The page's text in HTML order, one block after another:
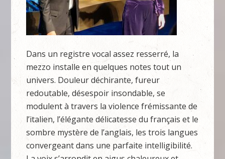
Dans un registre vocal assez resserré, la
mezzo installe en quelques notes tout un
univers. Douleur déchirante, fureur
redoutable, désespoir insondable, se
modulent à travers la violence frémissante de
l’italien, l’élégante délicatesse du français et le
sombre mystère de l’anglais, les trois langues
convergeant dans une parfaite intelligibilité.